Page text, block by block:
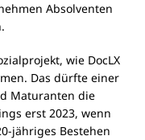
Absolventen
wie DocLX
Das dürfte einer
Maturanten die
erst 2023, wenn
jähriges Bestehen